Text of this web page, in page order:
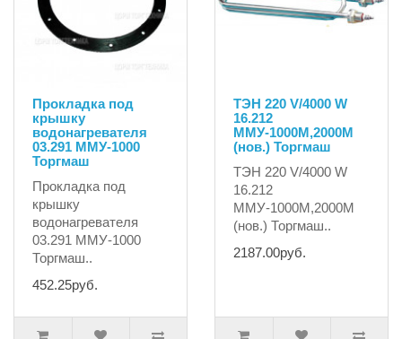
Прокладка под
крышку
водонагревателя
03.291 ММУ-1000
Торгмаш
Прокладка под
крышку
водонагревателя
03.291 ММУ-1000
Торгмаш..
452.25руб.
ТЭН 220 V/4000 W
16.212
ММУ-1000М,2000М
(нов.) Торгмаш
ТЭН 220 V/4000 W
16.212
ММУ-1000М,2000М
(нов.) Торгмаш..
2187.00руб.